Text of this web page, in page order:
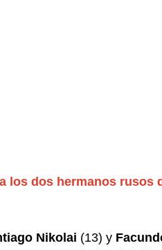
los dos hermanos rusos
Nikolai (13) y